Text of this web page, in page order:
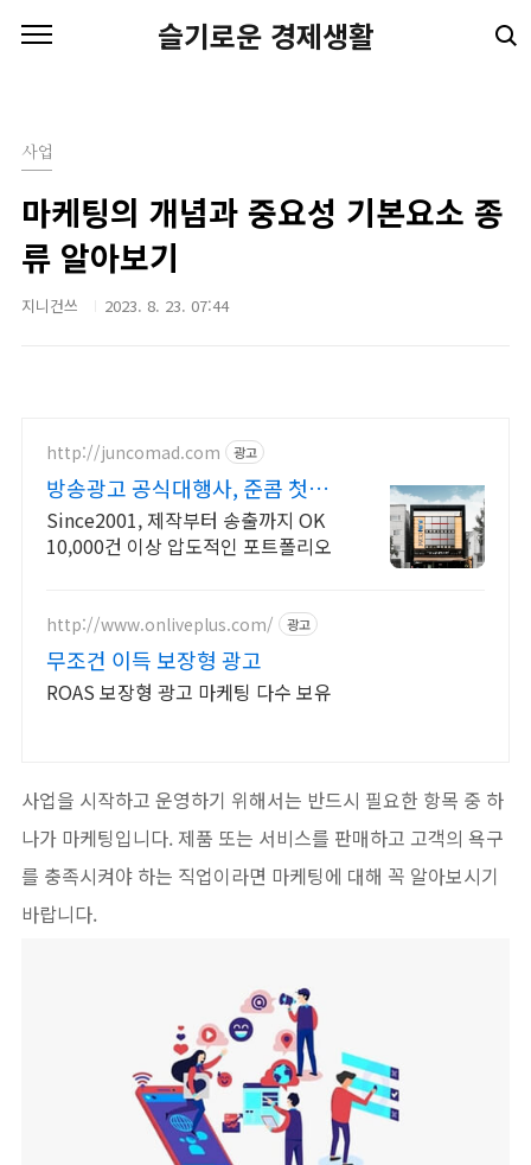
슬기로운 경제생활
사업
마케팅의 개념과 중요성 기본요소 종
류 알아보기
지니건쓰 2023. 8. 23. 07:44
http://juncomad.com 광고
방송광고 공식대행사, 준콤 첫광
고 진행시 20% 할인!
Since2001, 제작부터 송출까지 OK
10,000건 이상 압도적인 포트폴리오
http://www.onliveplus.com/ 광고
무조건 이득 보장형 광고
ROAS 보장형 광고 마케팅 다수 보유
사업을 시작하고 운영하기 위해서는 반드시 필요한 항목 중 하
나가 마케팅입니다. 제품 또는 서비스를 판매하고 고객의 욕구
를 충족시켜야 하는 직업이라면 마케팅에 대해 꼭 알아보시기
바랍니다.